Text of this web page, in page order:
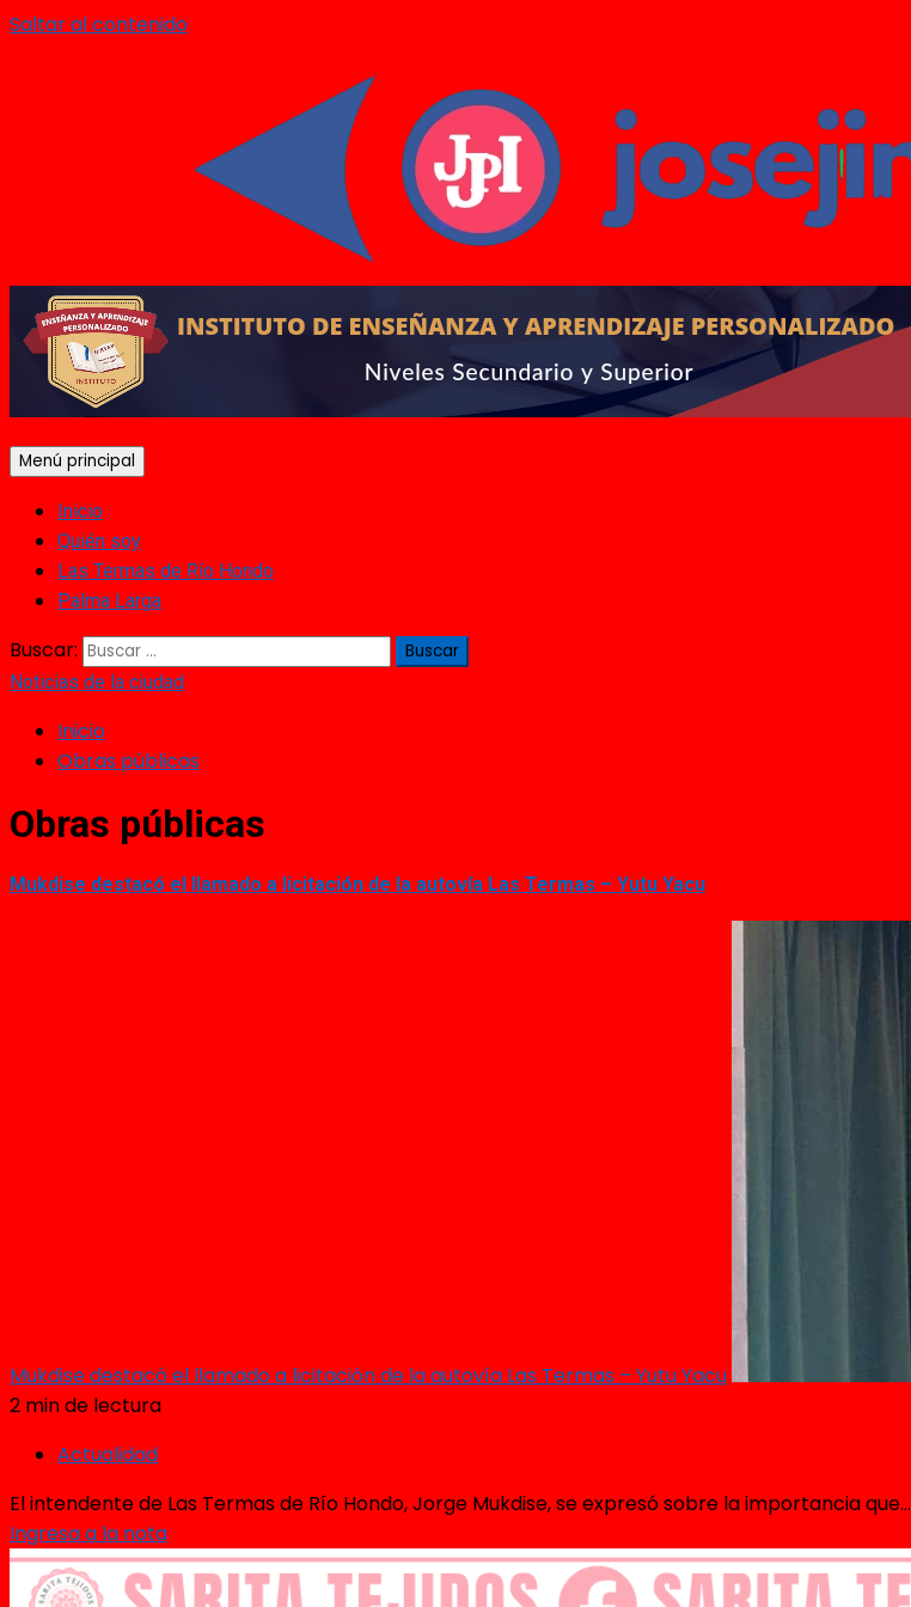
Saltar al contenido
Menú principal
Inicio
Quién soy
Las Termas de Río Hondo
Palma Larga
Buscar:
Noticias de la ciudad
Inicio
Obras públicas
Obras públicas
Mukdise destacó el llamado a licitación de la autovía Las Termas – Yutu Yacu
Mukdise destacó el llamado a licitación de la autovía Las Termas – Yutu Yacu
2 min de lectura
Actualidad
El intendente de Las Termas de Río Hondo, Jorge Mukdise, se expresó sobre la importancia que...
Ingresa a la nota